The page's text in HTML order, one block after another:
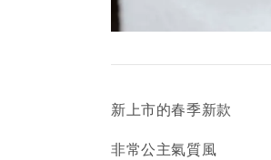
新上市的春季新款
非常公主氣質風